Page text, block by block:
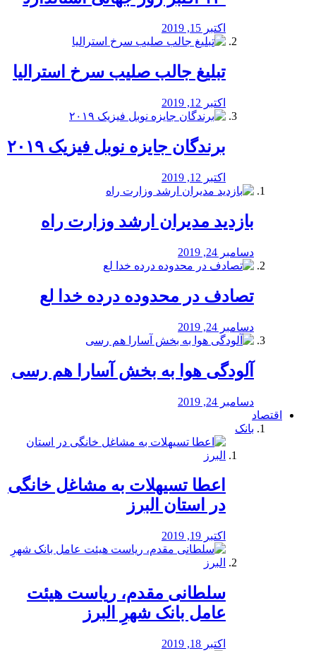
اکتبر 15, 2019
تبلیغ جالب صلیب سرخ استرالیا
اکتبر 12, 2019
برندگان جایزه نوبل فیزیک ۲۰۱۹
اکتبر 12, 2019
بازدید مدیران ارشد وزارت راه
دسامبر 24, 2019
تصادف در محدوده درده خدا لع
دسامبر 24, 2019
آلودگی هوا به بخش آسارا هم رسی
دسامبر 24, 2019
اقتصاد
بانک
️اعطا تسیهلات به مشاغل خانگی
در استان البرز
اکتبر 19, 2019
سلطانی مقدم، ریاست هیئت
عامل بانک شهرِ البرز
اکتبر 18, 2019